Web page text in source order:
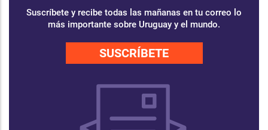
Suscríbete y recibe todas las mañanas en tu correo lo
más importante sobre Uruguay y el mundo.
SUSCRÍBETE